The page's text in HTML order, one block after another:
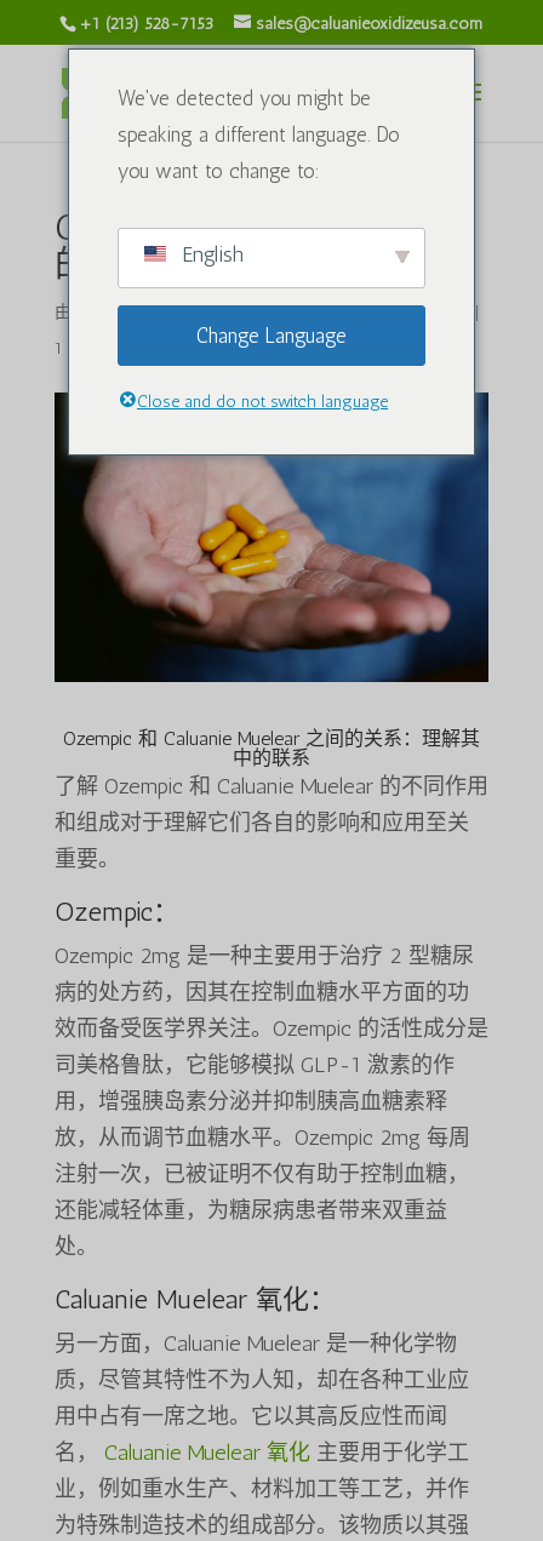
+1 (213) 528-7153 sales@caluanieoxidizeusa.com
Ozempic和Caluanie Muelear
的关系
由 caluanieoxidizeusa.com|2024 年 7 月 12 日|化学品
|
1 条评论
Ozempic 和 Caluanie Muelear 之间的关系：理解其
中的联系
了解 Ozempic 和 Caluanie Muelear 的不同作用
和组成对于理解它们各自的影响和应用至关
重要。
Ozempic：
Ozempic 2mg 是一种主要用于治疗 2 型糖尿
病的处方药，因其在控制血糖水平方面的功
效而备受医学界关注。Ozempic 的活性成分是
司美格鲁肽，它能够模拟 GLP-1 激素的作
用，增强胰岛素分泌并抑制胰高血糖素释
放，从而调节血糖水平。Ozempic 2mg 每周
注射一次，已被证明不仅有助于控制血糖，
还能减轻体重，为糖尿病患者带来双重益
处。
Caluanie Muelear 氧化：
另一方面，Caluanie Muelear 是一种化学物
质，尽管其特性不为人知，却在各种工业应
用中占有一席之地。它以其高反应性而闻
名， Caluanie Muelear 氧化主要用于化学工
业，例如重水生产、材料加工等工艺，并作
为特殊制造技术的组成部分。该物质以其强
We've detected you might be
speaking a different language. Do
you want to change to:
English
Change Language
Close and do not switch language